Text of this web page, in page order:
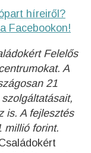
híreiről?
Facebookon!
Felelős
A
21
is. A fejlesztés
millió forint.